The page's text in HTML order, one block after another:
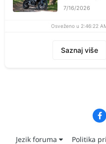
7/16/2026
Osveženo u 2:46:22
Saznaj više
Jezik foruma Politika